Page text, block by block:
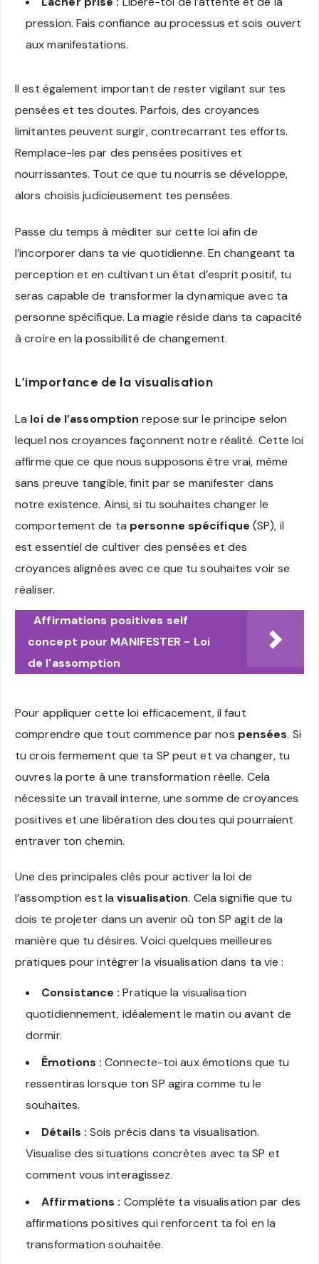
pression. Fais confiance au processus et sois ouvert
aux manifestations.
Il est également important de rester vigilant sur tes
pensées et tes doutes. Parfois, des croyances
limitantes peuvent surgir, contrecarrant tes efforts.
Remplace-les par des pensées positives et
nourrissantes. Tout ce que tu nourris se développe,
alors choisis judicieusement tes pensées.
Passe du temps à méditer sur cette loi afin de
l’incorporer dans ta vie quotidienne. En changeant ta
perception et en cultivant un état d’esprit positif, tu
seras capable de transformer la dynamique avec ta
personne spécifique. La magie réside dans ta capacité
à croire en la possibilité de changement.
L’importance de la visualisation
La loi de l’assomption repose sur le principe selon
lequel nos croyances façonnent notre réalité. Cette loi
affirme que ce que nous supposons être vrai, même
sans preuve tangible, finit par se manifester dans
notre existence. Ainsi, si tu souhaites changer le
comportement de ta personne spécifique (SP), il
est essentiel de cultiver des pensées et des
croyances alignées avec ce que tu souhaites voir se
réaliser.
Affirmations positives self
concept pour MANIFESTER - Loi
de l'assomption
Pour appliquer cette loi efficacement, il faut
comprendre que tout commence par nos pensées. Si
tu crois fermement que ta SP peut et va changer, tu
ouvres la porte à une transformation réelle. Cela
nécessite un travail interne, une somme de croyances
positives et une libération des doutes qui pourraient
entraver ton chemin.
Une des principales clés pour activer la loi de
l’assomption est la visualisation. Cela signifie que tu
dois te projeter dans un avenir où ton SP agit de la
manière que tu désires. Voici quelques meilleures
pratiques pour intégrer la visualisation dans ta vie :
Consistance : Pratique la visualisation
quotidiennement, idéalement le matin ou avant de
dormir.
Émotions : Connecte-toi aux émotions que tu
ressentiras lorsque ton SP agira comme tu le
souhaites.
Détails : Sois précis dans ta visualisation.
Visualise des situations concrètes avec ta SP et
comment vous interagissez.
Affirmations : Complète ta visualisation par des
affirmations positives qui renforcent ta foi en la
transformation souhaitée.